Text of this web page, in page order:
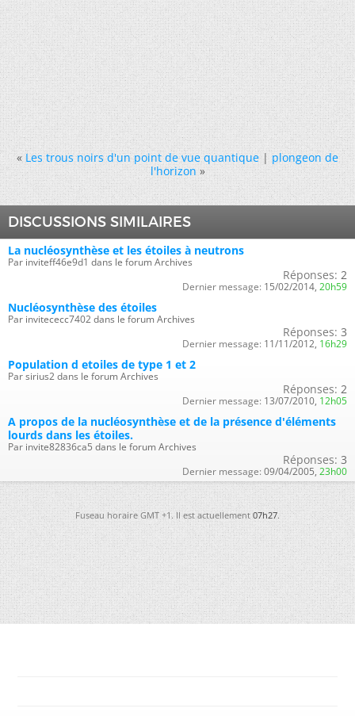
« Les trous noirs d'un point de vue quantique|plongeon de
l'horizon »
DISCUSSIONS SIMILAIRES
La nucléosynthèse et les étoiles à neutrons
Par inviteff46e9d1 dans le forum Archives
Réponses: 2
Dernier message: 15/02/2014, 20h59
Nucléosynthèse des étoiles
Par invitececc7402 dans le forum Archives
Réponses: 3
Dernier message: 11/11/2012, 16h29
Population d etoiles de type 1 et 2
Par sirius2 dans le forum Archives
Réponses: 2
Dernier message: 13/07/2010, 12h05
A propos de la nucléosynthèse et de la présence d'éléments
lourds dans les étoiles.
Par invite82836ca5 dans le forum Archives
Réponses: 3
Dernier message: 09/04/2005, 23h00
Fuseau horaire GMT +1. Il est actuellement07h27.